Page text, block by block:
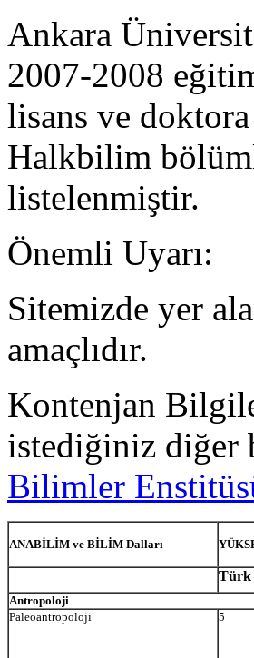
Ankara
2007-2008
lisans ve
Halkbilim
listelenmiştir.
Önemli Uyarı:
Sitemizde yer
amaçlıdır.
Kontenjan
istediğiniz
Bilimler
ANABİLİM ve BİLİM Dalları
Türk
Antropoloji
Paleoantropoloji
5